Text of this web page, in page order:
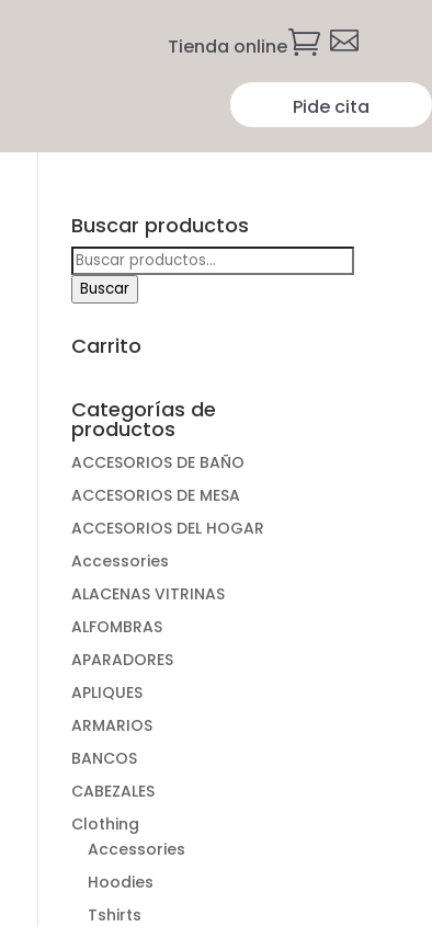
Tienda online 
Pide cita
Buscar productos
Buscar
por:
Buscar
Carrito
Categorías de
productos
ACCESORIOS DE BAÑO
ACCESORIOS DE MESA
ACCESORIOS DEL HOGAR
Accessories
ALACENAS VITRINAS
ALFOMBRAS
APARADORES
APLIQUES
ARMARIOS
BANCOS
CABEZALES
Clothing
Accessories
Hoodies
Tshirts